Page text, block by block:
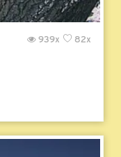
82x
939x